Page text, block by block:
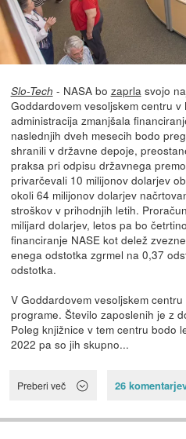
Slo-Tech - NASA bo zaprla svojo
Goddardovem vesoljskem centru
administracija zmanjšala
naslednjih dveh mesecih bodo
shranili v državne depoje,
praksa pri odpisu državnega
privarčevali 10 milijonov dolarjev
okoli 64 milijonov dolarjev
stroškov v prihodnjih letih.
milijard dolarjev, letos pa bo
financiranje NASE kot delež
enega odstotka zgrmel na 0,37
odstotka.
V Goddardovem vesoljskem
programe. Število zaposlenih je z
Poleg knjižnice v tem centru bodo
2022 pa so jih skupno...
Preberi več 26